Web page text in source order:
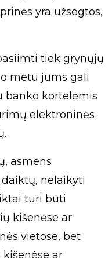
yra užsegtos,
tiek grynųjų
metu jums gali
banko kortelėmis
elektroninės
asmens
nelaikyti
turi būti
kišenėse ar
vietose, bet
ar